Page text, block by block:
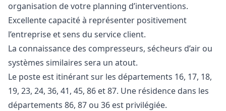
organisation de votre planning d’interventions.
Excellente capacité à représenter positivement
l’entreprise et sens du service client.
La connaissance des compresseurs, sécheurs d’air ou
systèmes similaires sera un atout.
Le poste est itinérant sur les départements 16, 17, 18,
19, 23, 24, 36, 41, 45, 86 et 87. Une résidence dans les
départements 86, 87 ou 36 est privilégiée.